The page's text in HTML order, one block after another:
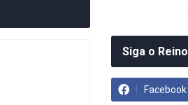
Siga o Reino
Facebook